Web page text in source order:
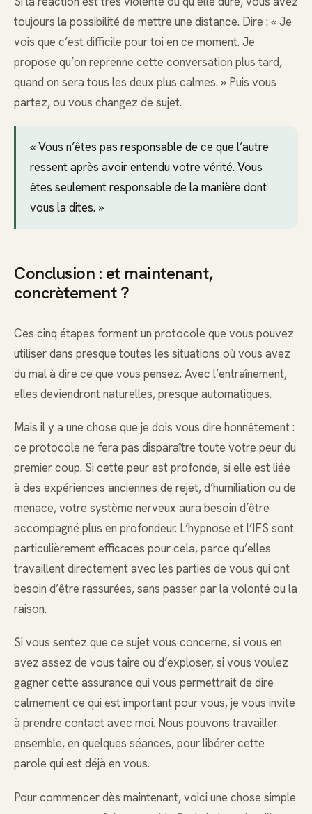
toujours la possibilité de mettre une distance. Dire : « Je
vois que c’est difficile pour toi en ce moment. Je
propose qu’on reprenne cette conversation plus tard,
quand on sera tous les deux plus calmes. » Puis vous
partez, ou vous changez de sujet.
« Vous n’êtes pas responsable de ce que l’autre
ressent après avoir entendu votre vérité. Vous
êtes seulement responsable de la manière dont
vous la dites. »
Conclusion : et maintenant,
concrètement ?
Ces cinq étapes forment un protocole que vous pouvez
utiliser dans presque toutes les situations où vous avez
du mal à dire ce que vous pensez. Avec l’entraînement,
elles deviendront naturelles, presque automatiques.
Mais il y a une chose que je dois vous dire honnêtement :
ce protocole ne fera pas disparaître toute votre peur du
premier coup. Si cette peur est profonde, si elle est liée
à des expériences anciennes de rejet, d’humiliation ou de
menace, votre système nerveux aura besoin d’être
accompagné plus en profondeur. L’hypnose et l’IFS sont
particulièrement efficaces pour cela, parce qu’elles
travaillent directement avec les parties de vous qui ont
besoin d’être rassurées, sans passer par la volonté ou la
raison.
Si vous sentez que ce sujet vous concerne, si vous en
avez assez de vous taire ou d’exploser, si vous voulez
gagner cette assurance qui vous permettrait de dire
calmement ce qui est important pour vous, je vous invite
à prendre contact avec moi. Nous pouvons travailler
ensemble, en quelques séances, pour libérer cette
parole qui est déjà en vous.
Pour commencer dès maintenant, voici une chose simple